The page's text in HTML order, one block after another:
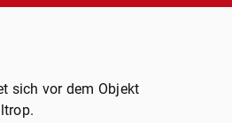
sich vor dem Objekt